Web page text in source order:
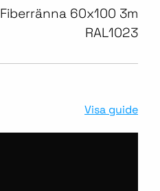
Fiberränna 60x100 3m
RAL1023
Visa guide